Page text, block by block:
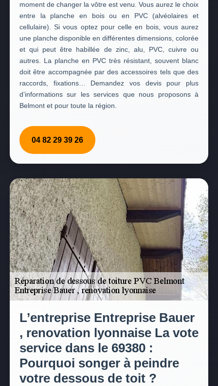
moment de changer la vôtre est venu. Vous aurez le choix
entre la planche en bois ou en PVC (alvéolaires et
cellulaire). Si vous optez pour celle en bois, vous aurez
une planche disponible en différentes dimensions, colorée
et qui peut être habillée de zinc, alu, PVC, cuivre ou
autres. La planche en PVC très résistant, souvent blanc
doit être accompagnée par des accessoires tels que des
raccords, fixations… Demandez vos devis pour plus
d’informations sur les services que nous proposons à
Belmont et pour toute la région.
04 82 29 39 26
L’entreprise Entreprise Bauer
, renovation lyonnaise La vote
service dans le 69380 :
Pourquoi songer à peindre
votre dessous de toit ?